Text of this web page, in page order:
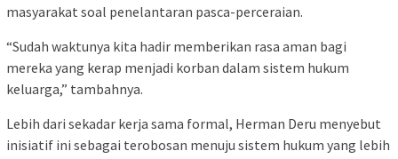
masyarakat soal penelantaran pasca-perceraian.
“Sudah waktunya kita hadir memberikan rasa aman bagi
mereka yang kerap menjadi korban dalam sistem hukum
keluarga,” tambahnya.
Lebih dari sekadar kerja sama formal, Herman Deru menyebut
inisiatif ini sebagai terobosan menuju sistem hukum yang lebih